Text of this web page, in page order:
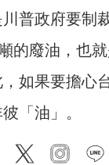
普政府要制
的廢油，也
如果要擔心
「油」。
facebook
twitter